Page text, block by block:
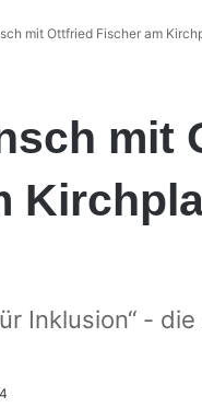
mit Ottfried Fischer am
mit
Inklusion“ - die